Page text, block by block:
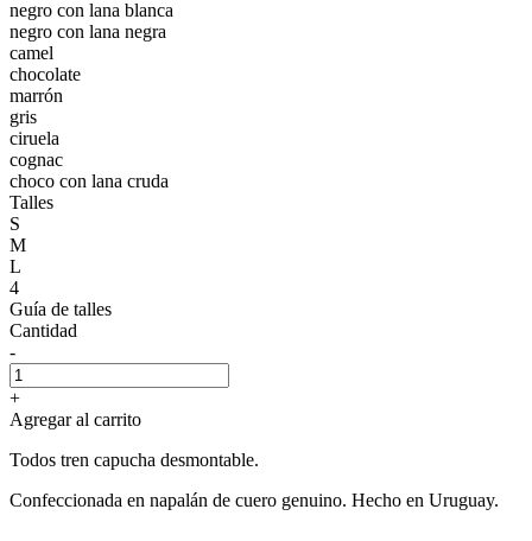
negro con lana blanca
negro con lana negra
camel
chocolate
marrón
gris
ciruela
cognac
choco con lana cruda
Talles
S
M
L
4
Guía de talles
Cantidad
-
+
Agregar al carrito
Todos tren capucha desmontable.
Confeccionada en napalán de cuero genuino. Hecho en Uruguay.